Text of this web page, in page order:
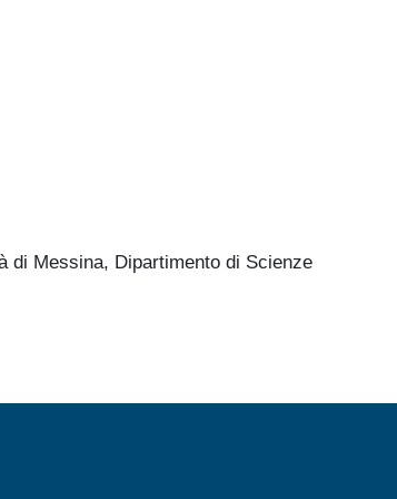
di Messina, Dipartimento di Scienze